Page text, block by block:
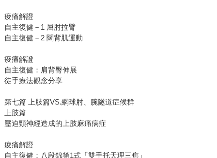
痠痛解證
自主復健－1 屈肘拉臂
自主復健－2 闊背肌運動
痠痛解證
自主復健：肩背臀伸展
徒手療法觀念分享
第七篇 上肢篇VS.網球肘、腕隧道症候群
上肢篇
壓迫頸神經造成的上肢麻痛病症
痠痛解證
自主復健：八段錦第1式「雙手托天理三焦」